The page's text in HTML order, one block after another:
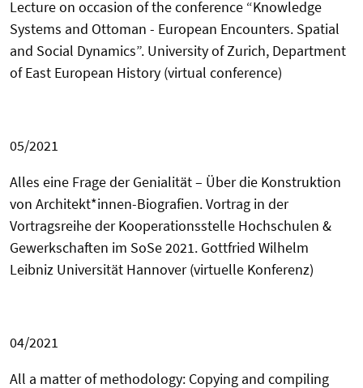
Lecture on occasion of the conference “Knowledge
Systems and Ottoman - European Encounters. Spatial
and Social Dynamics”. University of Zurich, Department
of East European History (virtual conference)
05/2021
Alles eine Frage der Genialität – Über die Konstruktion
von Architekt*innen-Biografien. Vortrag in der
Vortragsreihe der Kooperationsstelle Hochschulen &
Gewerkschaften im SoSe 2021. Gottfried Wilhelm
Leibniz Universität Hannover (virtuelle Konferenz)
04/2021
All a matter of methodology: Copying and compiling